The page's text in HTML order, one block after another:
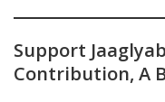
Support
Contribution, A